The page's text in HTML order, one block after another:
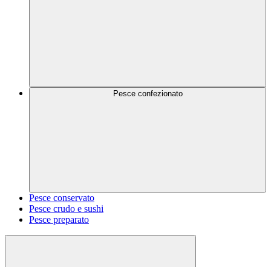
Pesce confezionato
Pesce conservato
Pesce crudo e sushi
Pesce preparato